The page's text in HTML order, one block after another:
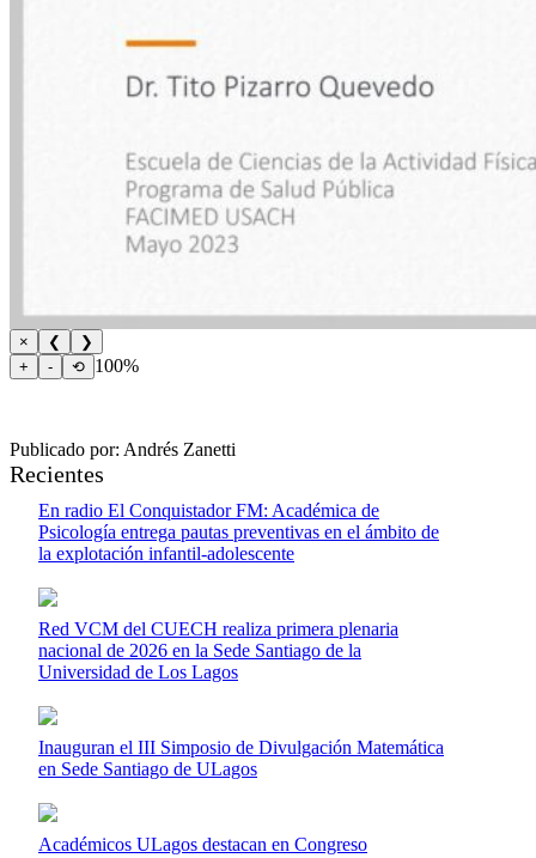
× ❮
❯
+
- ⟲ 100%
Publicado por: Andrés Zanetti
Recientes
En radio El Conquistador FM: Académica de
Psicología entrega pautas preventivas en el ámbito de
la explotación infantil-adolescente
Red VCM del CUECH realiza primera plenaria
nacional de 2026 en la Sede Santiago de la
Universidad de Los Lagos
Inauguran el III Simposio de Divulgación Matemática
en Sede Santiago de ULagos
Académicos ULagos destacan en Congreso